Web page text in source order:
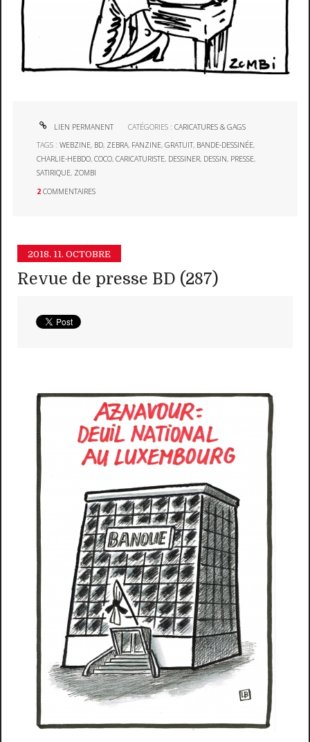
LIEN PERMANENT CATÉGORIES :CARICATURES & GAGS
TAGS :WEBZINE, BD, ZEBRA, FANZINE,GRATUIT, BANDE-DESSINÉE,
CHARLIE-HEBDO,COCO,CARICATURISTE, DESSINER, DESSIN, PRESSE,
SATIRIQUE, ZOMBI
2 COMMENTAIRES
2018. 11. OCTOBRE
Revue de presse BD (287)